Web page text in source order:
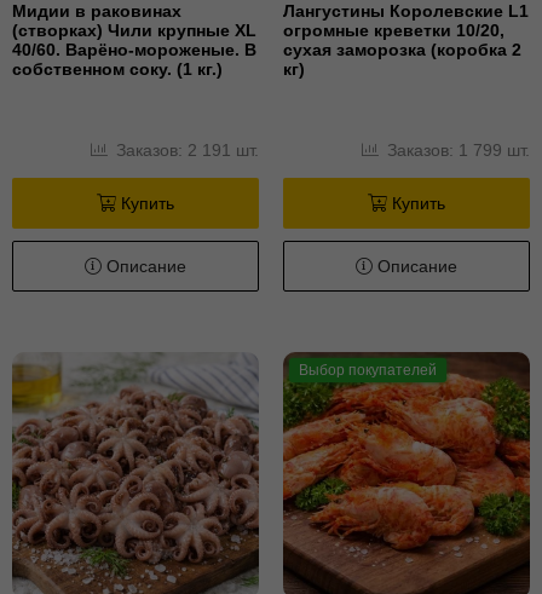
Мидии в раковинах
(створках) Чили крупные XL
40/60. Варёно-мороженые. В
собственном соку. (1 кг.)
Заказов: 2 191 шт.
Купить
Описание
Лангустины Королевские L1
огромные креветки 10/20,
сухая заморозка (коробка 2
кг)
Заказов: 1 799 шт.
Купить
Описание
Выбор покупателей